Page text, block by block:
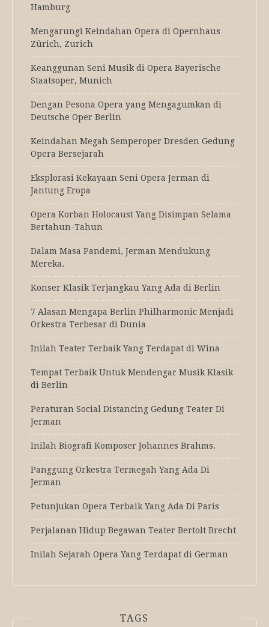
Hamburg
Mengarungi Keindahan Opera di Opernhaus
Zürich, Zurich
Keanggunan Seni Musik di Opera Bayerische
Staatsoper, Munich
Dengan Pesona Opera yang Mengagumkan di
Deutsche Oper Berlin
Keindahan Megah Semperoper Dresden Gedung
Opera Bersejarah
Eksplorasi Kekayaan Seni Opera Jerman di
Jantung Eropa
Opera Korban Holocaust Yang Disimpan Selama
Bertahun-Tahun
Dalam Masa Pandemi, Jerman Mendukung
Mereka.
Konser Klasik Terjangkau Yang Ada di Berlin
7 Alasan Mengapa Berlin Philharmonic Menjadi
Orkestra Terbesar di Dunia
Inilah Teater Terbaik Yang Terdapat di Wina
Tempat Terbaik Untuk Mendengar Musik Klasik
di Berlin
Peraturan Social Distancing Gedung Teater Di
Jerman
Inilah Biografi Komposer Johannes Brahms.
Panggung Orkestra Termegah Yang Ada Di
Jerman
Petunjukan Opera Terbaik Yang Ada Di Paris
Perjalanan Hidup Begawan Teater Bertolt Brecht
Inilah Sejarah Opera Yang Terdapat di German
TAGS